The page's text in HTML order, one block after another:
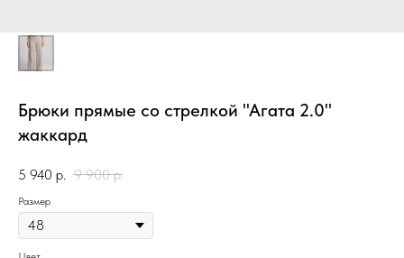
Брюки прямые со стрелкой "Агата 2.0"
жаккард
5 940 р. 9 900 р.
Размер